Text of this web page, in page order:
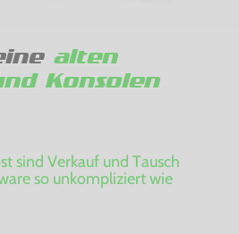
alten
Konsolen
sind Verkauf und Tausch
so unkompliziert wie